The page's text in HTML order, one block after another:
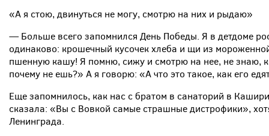
«А я стою, двинуться не могу, смотрю на них и рыдаю»
— Больше всего запомнился День Победы. Я в детдоме
одинаково: крошечный кусочек хлеба и щи из
пшенную кашу! Я помню, сижу и смотрю на нее, не знаю,
почему не ешь?» А я говорю: «А что это такое, как его
Еще запомнилось, как нас с братом в санаторий в
сказала: «Вы с Вовкой самые страшные дистрофики»,
Ленинграда.